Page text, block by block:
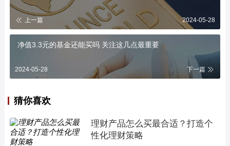
上一篇 2024-05-28
净值3.3元的基金还能买吗 关注这几点最重要
2024-05-28 下一篇
猜你喜欢
理财产品怎么买最合适？打造个
性化理财策略